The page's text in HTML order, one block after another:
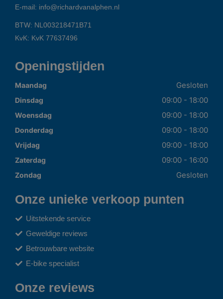
E-mail: info@richardvanalphen.nl
BTW: NL003218471B71
KvK: KvK 77637496
Openingstijden
Maandag Gesloten
Dinsdag 09:00 - 18:00
Woensdag 09:00 - 18:00
Donderdag 09:00 - 18:00
Vrijdag 09:00 - 18:00
Zaterdag 09:00 - 16:00
Zondag Gesloten
Onze unieke verkoop punten
Uitstekende service
Geweldige reviews
Betrouwbare website
E-bike specialist
Onze reviews